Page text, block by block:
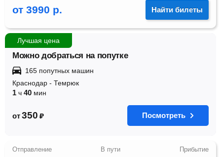
от 3990 р. Найти билеты
Лучшая цена
Можно добраться на попутке
165 попутных машин
Краснодар - Темрюк
1 ч 40 мин
от 350 ₽ Посмотреть